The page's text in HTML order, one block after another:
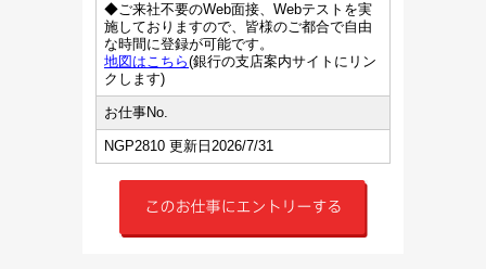
◆ご来社不要のWeb面接、Webテストを実
施しておりますので、皆様のご都合で自由
な時間に登録が可能です。
地図はこちら(銀行の支店案内サイトにリン
クします)
お仕事No.
NGP2810 更新日2026/7/31